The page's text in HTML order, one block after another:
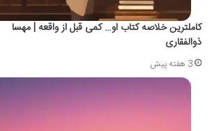
کاملترین خلاصه کتاب او… کمی قبل از واقعه | مهسا
ذوالفقاری
3 هفته پیش